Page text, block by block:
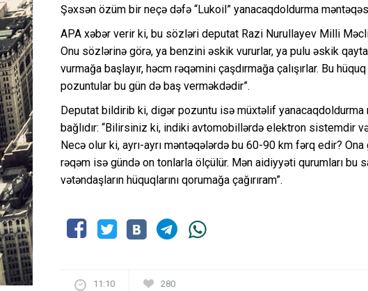
Şəxsən özüm bir neçə dəfə “Lukoil” yanacaqdoldurma
APA xəbər verir ki, bu sözləri deputat Razi Nurullayev Milli
Onu sözlərinə görə, ya benzini əskik vururlar, ya pulu əskik
vurmağa başlayır, həcm rəqəmini çaşdırmağa çalışırlar. Bu
pozuntular bu gün də baş verməkdədir”.
Deputat bildirib ki, digər pozuntu isə müxtəlif
bağlıdır: “Bilirsiniz ki, indiki avtomobillərdə elektron sistemdir
Necə olur ki, ayrı-ayrı məntəqələrdə bu 60-90 km fərq edir?
rəqəm isə gündə on tonlarla ölçülür. Mən aidiyyəti qurumları bu
vətəndaşların hüquqlarını qorumağa çağırıram”.
11:10 280